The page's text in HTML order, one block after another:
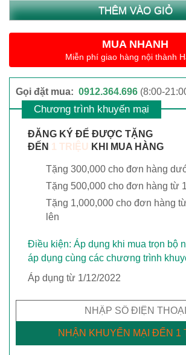
THÊM VÀO GIỎ
MUA NHANH
Miễn phí giao hàng nội thành
Gọi đặt mua: 0912.364.696 (8:00-
Chương trình khuyến mại
ĐĂNG KÝ ĐỂ ĐƯỢC TẶNG
ĐẾN 1 TRIỆU KHI MUA HÀNG
Tặng 300,000 cho đơn hàng
Tặng 500,000 cho đơn hàng từ
Tặng 1,000,000 cho đơn hàng
lên
Điều kiện: Áp dụng khi mua trọn bộ
áp dụng cùng các chương trình
Áp dụng từ 1/12/2022